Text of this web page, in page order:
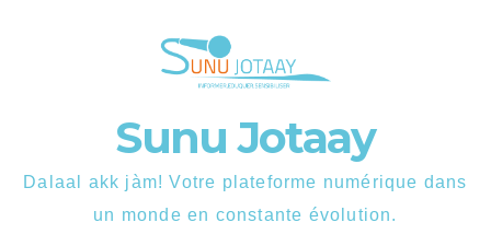
Sunu Jotaay
Dalaal akk jàm! Votre plateforme numérique dans
un monde en constante évolution.